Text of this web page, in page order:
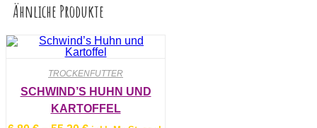
Ähnliche Produkte
TROCKENFUTTER
SCHWIND’S HUHN UND
KARTOFFEL